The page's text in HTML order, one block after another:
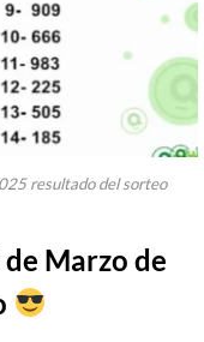
resultado del sorteo
Marzo de